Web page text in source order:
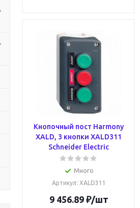
Кнопочный пост Harmony
XALD, 3 кнопки XALD311
Schneider Electric
Много
Артикул: XALD311
9 456.89₽/шт